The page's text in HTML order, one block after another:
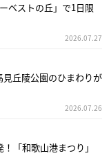
ベストの丘」で1日限
2026.07.27
丘陵公園のひまわりが
2026.07.26
「和歌山港まつり」